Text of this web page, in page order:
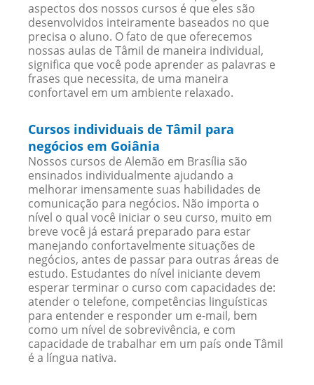
aspectos dos nossos cursos é que eles são
desenvolvidos inteiramente baseados no que
precisa o aluno. O fato de que oferecemos
nossas aulas de Tâmil de maneira individual,
significa que você pode aprender as palavras e
frases que necessita, de uma maneira
confortavel em um ambiente relaxado.
Cursos individuais de Tâmil para
negócios em Goiânia
Nossos cursos de Alemão em Brasília são
ensinados individualmente ajudando a
melhorar imensamente suas habilidades de
comunicação para negócios. Não importa o
nível o qual você iniciar o seu curso, muito em
breve você já estará preparado para estar
manejando confortavelmente situações de
negócios, antes de passar para outras áreas de
estudo. Estudantes do nível iniciante devem
esperar terminar o curso com capacidades de:
atender o telefone, competências linguísticas
para entender e responder um e-mail, bem
como um nível de sobrevivência, e com
capacidade de trabalhar em um país onde Tâmil
é a língua nativa.